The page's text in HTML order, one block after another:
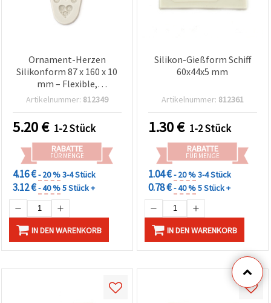
Ornament-Herzen
Silikonform 87 x 160 x 10
mm – Flexible,
wiederverwendbare
Resin/Epoxidharz, Gips,
Seife & Ton DIY-
Bastelprojekte
Artikelnummer: 812349
5.20€ 1-2 Stück
RABATTE
FÜR MENGE
4.16 €- 20 %3-4 Stück
3.12 €- 40 %5 Stück +
IN DEN WARENKORB
Silikon-Gießform Schiff
60x44x5 mm
Artikelnummer: 812361
1.30€ 1-2 Stück
RABATTE
FÜR MENGE
1.04 €- 20 %3-4 Stück
0.78 €- 40 %5 Stück +
IN DEN WARENKORB